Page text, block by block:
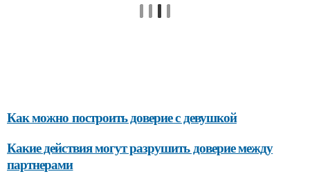
Как можно построить доверие с девушкой
Какие действия могут разрушить доверие между
партнерами